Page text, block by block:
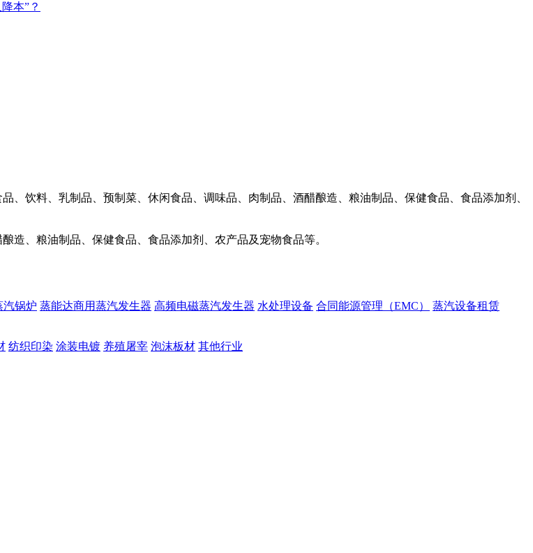
本”？
饮料、乳制品、预制菜、休闲食品、调味品、肉制品、酒醋酿造、粮油制品、保健食品、食品添加剂、
造、粮油制品、保健食品、食品添加剂、农产品及宠物食品等。
汽锅炉 蒸能达商用蒸汽发生器 高频电磁蒸汽发生器 水处理设备 合同能源管理（EMC） 蒸汽设备租赁
纺织印染 涂装电镀 养殖屠宰 泡沫板材 其他行业